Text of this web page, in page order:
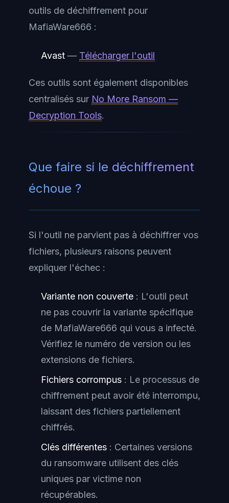
outils de déchiffrement pour
MafiaWare666 :
Avast — Télécharger l'outil
Ces outils sont également disponibles
centralisés sur No More Ransom —
Decryption Tools.
Que faire si le déchiffrement
échoue ?
Si l'outil ne parvient pas à déchiffrer vos
fichiers, plusieurs raisons peuvent
expliquer l'échec :
Variante non couverte : L'outil peut
ne pas couvrir la variante spécifique
de MafiaWare666 qui vous a infecté.
Vérifiez le numéro de version ou les
extensions de fichiers.
Fichiers corrompus : Le processus de
chiffrement peut avoir été interrompu,
laissant des fichiers partiellement
chiffrés.
Clés différentes : Certaines versions
du ransomware utilisent des clés
uniques par victime non
récupérables.